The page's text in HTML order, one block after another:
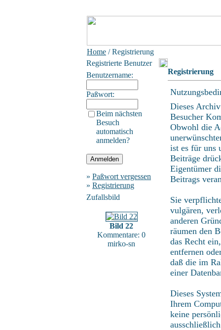
Home / Registrierung
Registrierte Benutzer
Benutzername:
Paßwort:
Beim nächsten
Besuch
automatisch
anmelden?
» Paßwort vergessen
» Registrierung
Zufallsbild
Bild 22
Kommentare: 0
mirko-sn
Registrierung
Dieses
Besucher
Obwohl die
ist es für uns
Beiträge
Eigentümer
Beitrags
Sie
vulgären,
anderen
räumen den
das Recht
entfernen
daß die im
einer
Dieses
Ihrem
keine